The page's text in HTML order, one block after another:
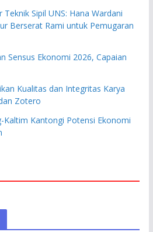
Sipil UNS: Hana Wardani
Berserat Rami untuk Pemugaran
Sensus Ekonomi 2026, Capaian
Kualitas dan Integritas Karya
Zotero
Kaltim Kantongi Potensi Ekonomi